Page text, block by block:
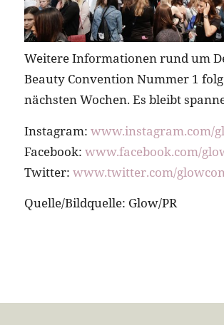
Weitere Informationen rund um
Beauty Convention Nummer 1
nächsten Wochen. Es bleibt
Instagram: www.instagram.com/
Facebook: www.facebook.com/
Twitter: www.twitter.com/glowcon
Quelle/Bildquelle: Glow/PR